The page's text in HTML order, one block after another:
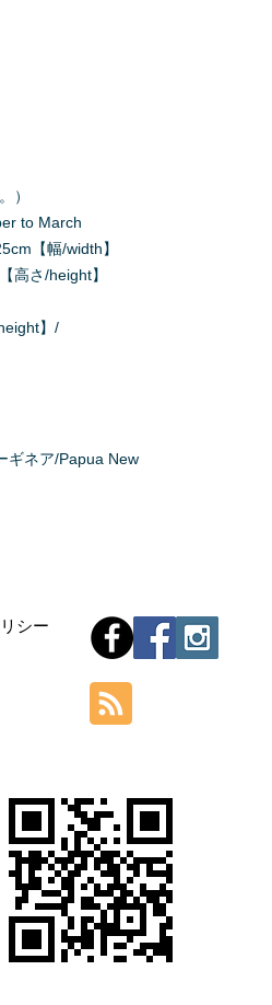
）
to March
【幅/width】
高さ/height】
】/
ギネア/Papua New
シー